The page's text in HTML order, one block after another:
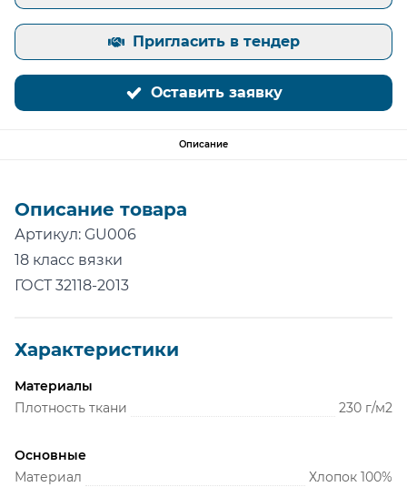
Пригласить в тендер
Оставить заявку
Описание
Описание товара
Артикул: GU006
18 класс вязки
ГОСТ 32118-2013
Характеристики
Материалы
Плотность ткани
230 г/м2
Основные
Материал
Хлопок 100%